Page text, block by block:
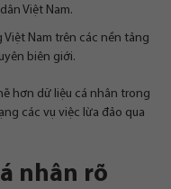
Việt Nam.
Nam trên các nền tảng
biên giới.
hơn dữ liệu cá nhân trong
các vụ việc lừa đảo qua
nhân rõ